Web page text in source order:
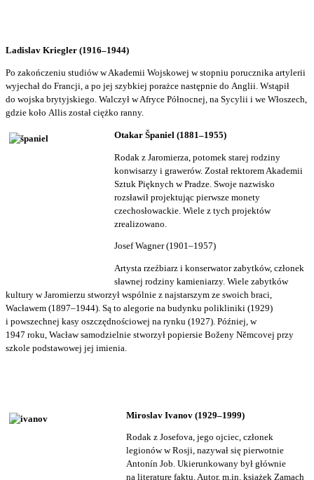
Ladislav Kriegler (1916–1944)
Po zakończeniu studiów w Akademii Wojskowej w stopniu porucznika artylerii
wyjechał do Francji, a po jej szybkiej porażce następnie do Anglii. Wstąpił
do wojska brytyjskiego. Walczył w Afryce Północnej, na Sycylii i we Włoszech,
gdzie koło Allis został ciężko ranny.
Otakar Španiel (1881–1955)
Rodak z Jaromierza, potomek starej rodziny
konwisarzy i grawerów. Został rektorem Akademii
Sztuk Pięknych w Pradze. Swoje nazwisko
rozsławił projektując pierwsze monety
czechosłowackie. Wiele z tych projektów
zrealizowano.
Josef Wagner (1901–1957)
Artysta rzeźbiarz i konserwator zabytków, członek
sławnej rodziny kamieniarzy. Wiele zabytków
kultury w Jaromierzu stworzył wspólnie z najstarszym ze swoich braci,
Wacławem (1897–1944). Są to alegorie na budynku polikliniki (1929)
i powszechnej kasy oszczędnościowej na rynku (1927). Później, w
1947 roku, Wacław samodzielnie stworzył popiersie Boženy Němcovej przy
szkole podstawowej jej imienia.
Miroslav Ivanov (1929–1999)
Rodak z Josefova, jego ojciec, członek
legionów w Rosji, nazywał się pierwotnie
Antonín Job. Ukierunkowany był głównie
na literaturę faktu. Autor, m.in. książek Zamach